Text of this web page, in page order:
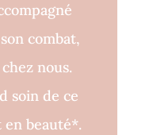
combat,
nous.
soin de ce
beauté*.